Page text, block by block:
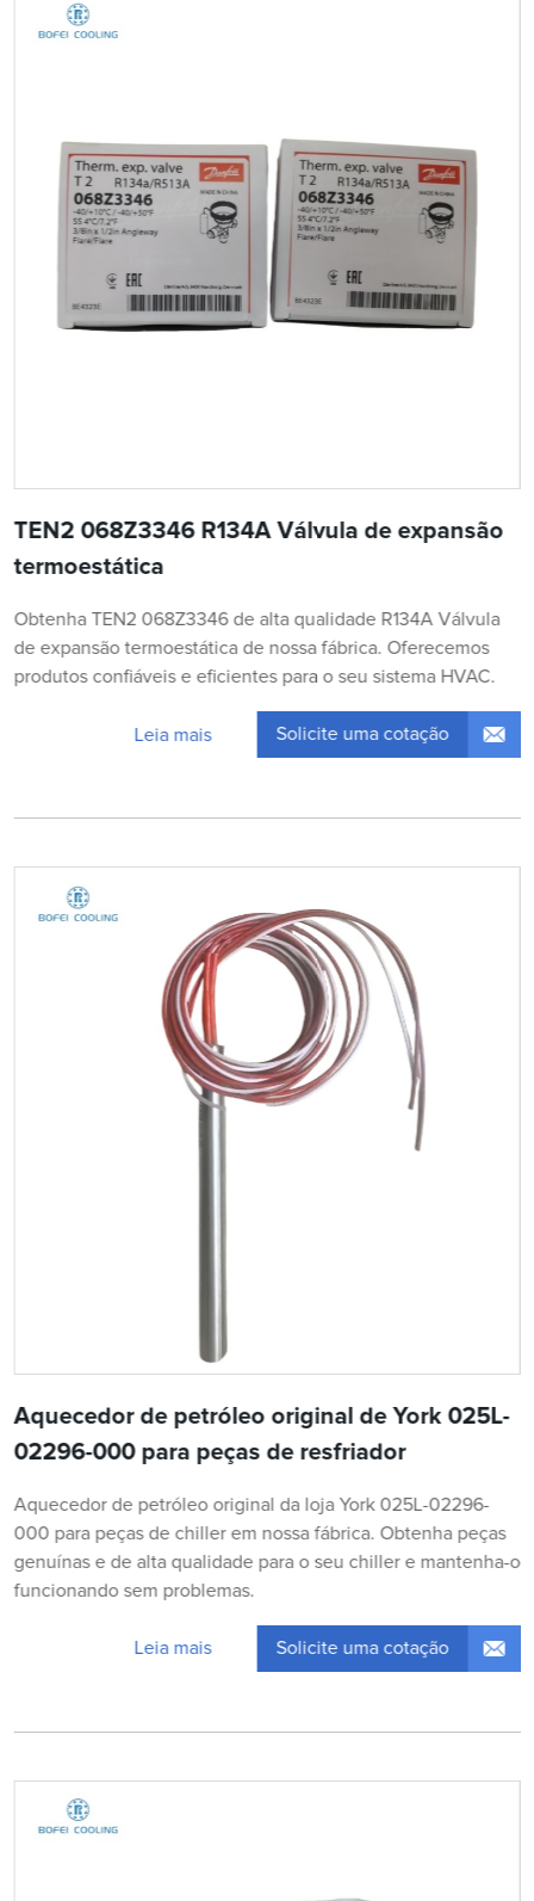
TEN2 068Z3346 R134A Válvula de expansão
termoestática
Obtenha TEN2 068Z3346 de alta qualidade R134A Válvula
de expansão termoestática de nossa fábrica. Oferecemos
produtos confiáveis e eficientes para o seu sistema HVAC.
Leia mais Solicite uma cotação
Aquecedor de petróleo original de York 025L-
02296-000 para peças de resfriador
Aquecedor de petróleo original da loja York 025L-02296-
000 para peças de chiller em nossa fábrica. Obtenha peças
genuínas e de alta qualidade para o seu chiller e mantenha-o
funcionando sem problemas.
Leia mais Solicite uma cotação